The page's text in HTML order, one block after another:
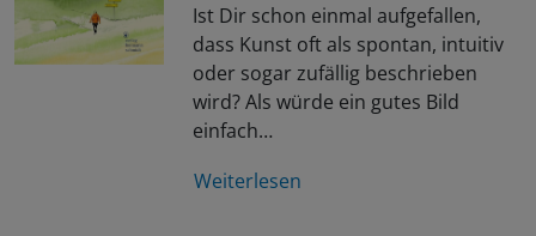
Ist Dir schon einmal aufgefallen,
dass Kunst oft als spontan, intuitiv
oder sogar zufällig beschrieben
wird? Als würde ein gutes Bild
einfach…
Weiterlesen